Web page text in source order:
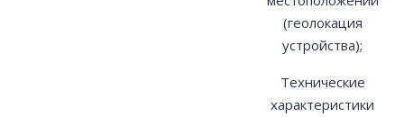
(геолокация
устройства);
Технические
характеристики